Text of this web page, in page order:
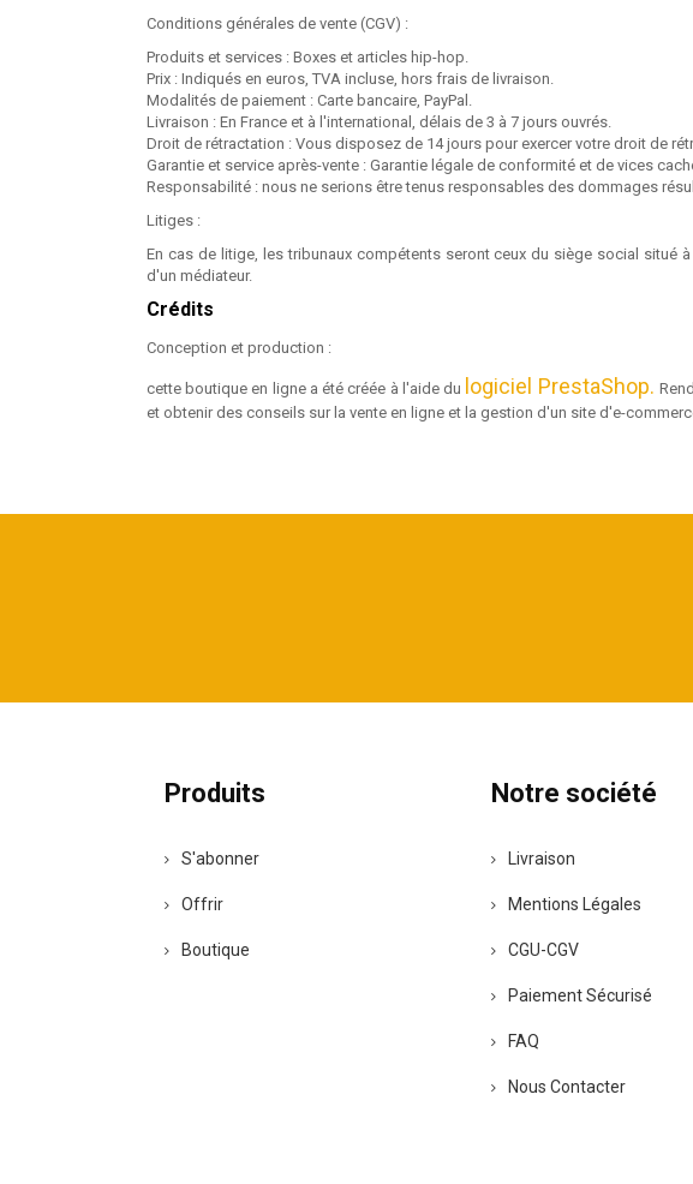
Conditions générales de vente (CGV) :
Produits et services : Boxes et articles hip-hop.
Prix : Indiqués en euros, TVA incluse, hors frais de livraison.
Modalités de paiement : Carte bancaire, PayPal.
Livraison : En France et à l'international, délais de 3 à 7 jours ouvrés.
Droit de rétractation : Vous disposez de 14 jours pour exercer votre droit de
Garantie et service après-vente : Garantie légale de conformité et de vices
Responsabilité : nous ne serions être tenus responsables des dommages
Litiges :
En cas de litige, les tribunaux compétents seront ceux du siège social situé
d'un médiateur.
Crédits
Conception et production :
cette boutique en ligne a été créée à l'aide du logiciel PrestaShop.
et obtenir des conseils sur la vente en ligne et la gestion d'un site d'e-
Produits
S'abonner
Offrir
Boutique
Notre société
Livraison
Mentions Légales
CGU-CGV
Paiement Sécurisé
FAQ
Nous Contacter